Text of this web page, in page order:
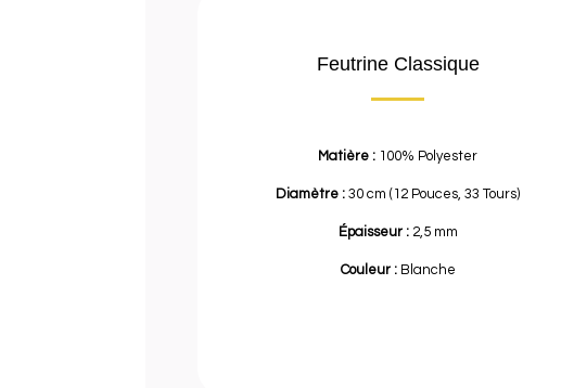
Feutrine Classique
Matière : 100% Polyester
Diamètre : 30 cm (12 Pouces, 33 Tours)
Épaisseur :2,5 mm
Couleur :Blanche